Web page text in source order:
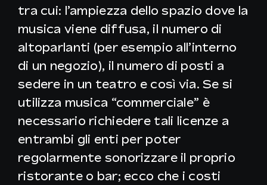
tra cui: l’ampiezza dello spazio dove la
musica viene diffusa, il numero di
altoparlanti (per esempio all’interno
di un negozio), il numero di posti a
sedere in un teatro e così via. Se si
utilizza musica “commerciale” è
necessario richiedere tali licenze a
entrambi gli enti per poter
regolarmente sonorizzare il proprio
ristorante o bar; ecco che i costi